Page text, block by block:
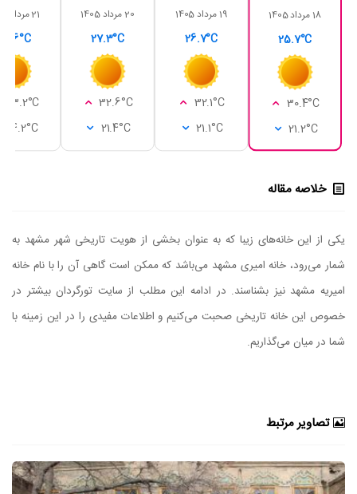
18 مرداد 1405
25.7°C
30.4°C
21.2°C
19 مرداد 1405
26.7°C
32.1°C
21.1°C
20 مرداد 1405
27.3°C
32.6°C
21.4°C
21 مرداد 1405
33.2°C
24.2°C
خلاصه مقاله
یکی از این خانه‌‌های زیبا که به عنوان بخشی از هویت تاریخی شهر مشهد به
شمار می‌رود، خانه امیری مشهد می‌باشد که ممکن است گاهی آن را با نام خانه
امیریه مشهد نیز بشناسند. در ادامه این مطلب از سایت تورگردان بیشتر در
خصوص این خانه تاریخی صحبت می‌کنیم و اطلاعات مفیدی را در این زمینه با
شما در میان می‌گذاریم.
تصاویر مرتبط